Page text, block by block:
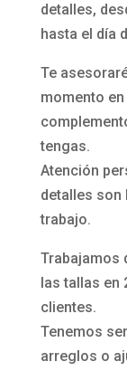
detalles,
hasta el día
Te
momento
tengas.
Atención
detalles son
trabajo.
Trabajamos
las tallas en
clientes.
Tenemos
arreglos o